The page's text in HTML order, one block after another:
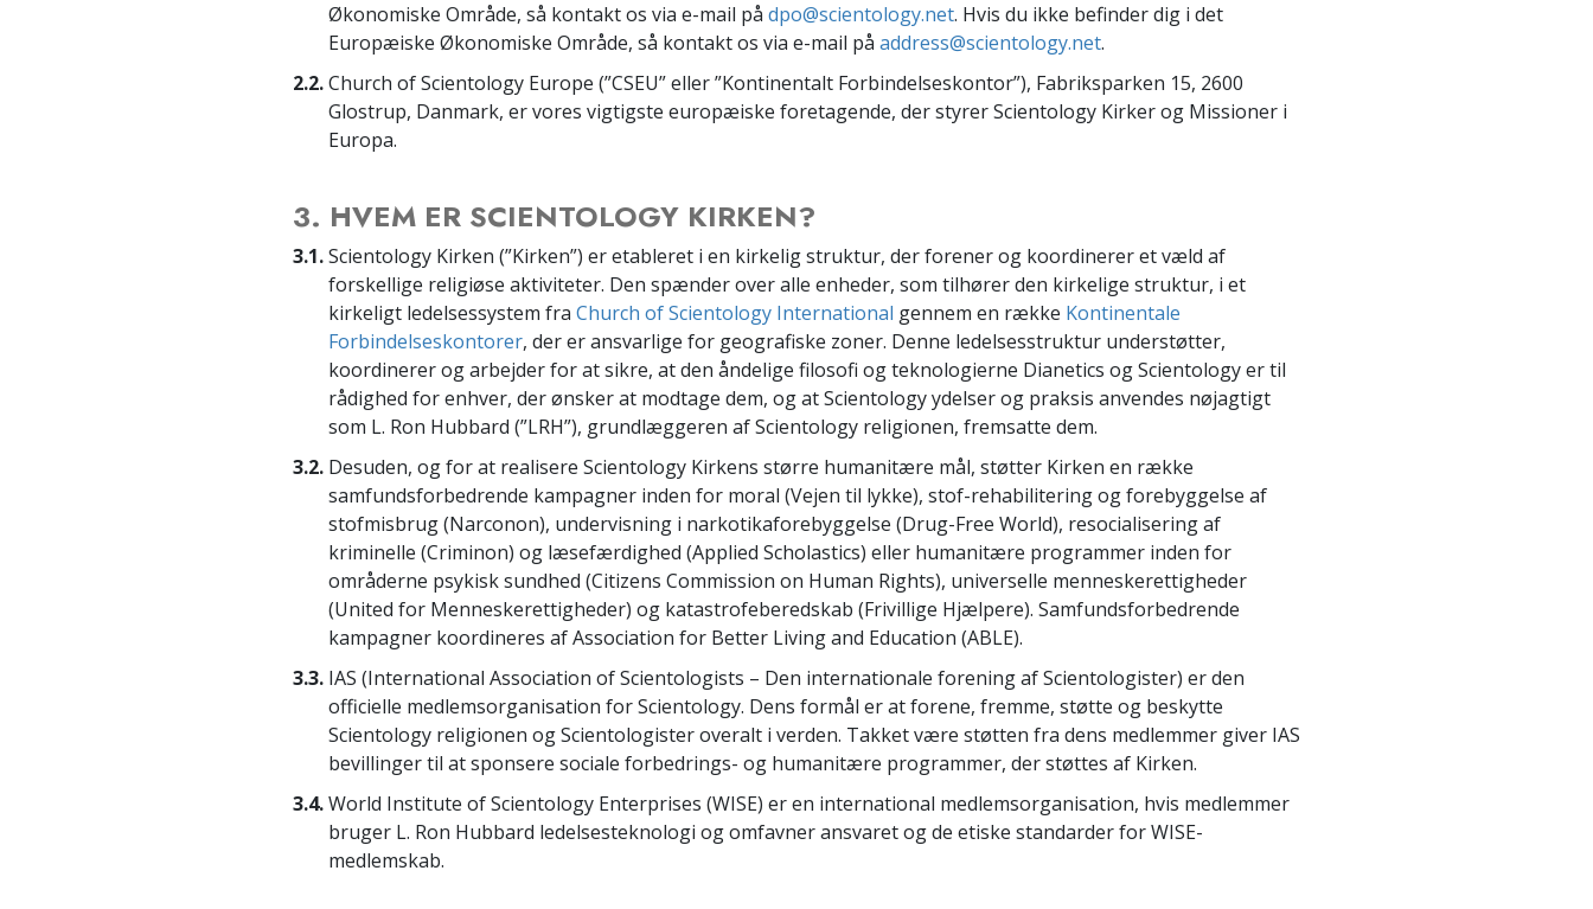
Økonomiske Område, så kontakt os via e-mail på dpo@scientology.net. Hvis du ikke befinder dig i det
Europæiske Økonomiske Område, så kontakt os via e-mail på address@scientology.net.
2.2.Church of Scientology Europe (”CSEU” eller ”Kontinentalt Forbindelseskontor”), Fabriksparken 15, 2600
Glostrup, Danmark, er vores vigtigste europæiske foretagende, der styrer Scientology Kirker og Missioner i
Europa.
3. HVEM ER SCIENTOLOGY KIRKEN?
3.1.Scientology Kirken (”Kirken”) er etableret i en kirkelig struktur, der forener og koordinerer et væld af
forskellige religiøse aktiviteter. Den spænder over alle enheder, som tilhører den kirkelige struktur, i et
kirkeligt ledelsessystem fra Church of Scientology International gennem en række Kontinentale
Forbindelseskontorer, der er ansvarlige for geografiske zoner. Denne ledelsesstruktur understøtter,
koordinerer og arbejder for at sikre, at den åndelige filosofi og teknologierne Dianetics og Scientology er til
rådighed for enhver, der ønsker at modtage dem, og at Scientology ydelser og praksis anvendes nøjagtigt
som L. Ron Hubbard (”LRH”), grundlæggeren af Scientology religionen, fremsatte dem.
3.2. Desuden, og for at realisere Scientology Kirkens større humanitære mål, støtter Kirken en række
samfundsforbedrende kampagner inden for moral (Vejen til lykke), stof-rehabilitering og forebyggelse af
stofmisbrug (Narconon), undervisning i narkotikaforebyggelse (Drug-Free World), resocialisering af
kriminelle (Criminon) og læsefærdighed (Applied Scholastics) eller humanitære programmer inden for
områderne psykisk sundhed (Citizens Commission on Human Rights), universelle menneskerettigheder
(United for Menneskerettigheder) og katastrofeberedskab (Frivillige Hjælpere). Samfundsforbedrende
kampagner koordineres af Association for Better Living and Education (ABLE).
3.3. IAS (International Association of Scientologists – Den internationale forening af Scientologister) er den
officielle medlemsorganisation for Scientology. Dens formål er at forene, fremme, støtte og beskytte
Scientology religionen og Scientologister overalt i verden. Takket være støtten fra dens medlemmer giver IAS
bevillinger til at sponsere sociale forbedrings- og humanitære programmer, der støttes af Kirken.
3.4.World Institute of Scientology Enterprises (WISE) er en international medlemsorganisation, hvis medlemmer
bruger L. Ron Hubbard ledelsesteknologi og omfavner ansvaret og de etiske standarder for WISE-
medlemskab.